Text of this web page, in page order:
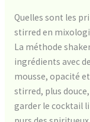
Quelles sont les
stirred en
La méthode
ingrédients avec
mousse, opacité
stirred, plus
garder le cocktail